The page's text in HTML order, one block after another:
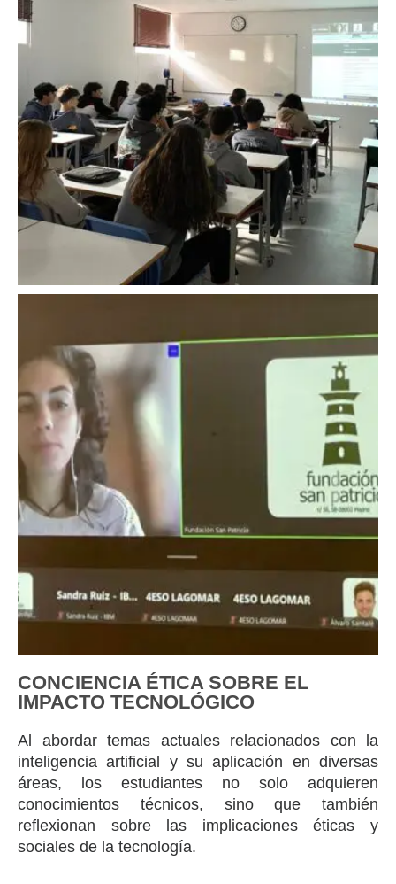
CONCIENCIA ÉTICA SOBRE EL
IMPACTO TECNOLÓGICO
Al abordar temas actuales relacionados con la
inteligencia artificial y su aplicación en diversas
áreas, los estudiantes no solo adquieren
conocimientos técnicos, sino que también
reflexionan sobre las implicaciones éticas y
sociales de la tecnología.